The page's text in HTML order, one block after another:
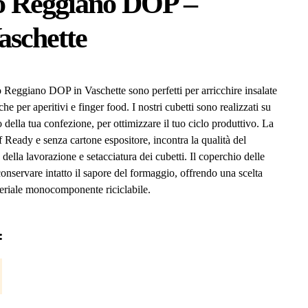
DOP in Vaschette sono perfetti per arricchire insalate
per aperitivi e finger food. I nostri cubetti sono realizzati su
della tua confezione, per ottimizzare il tuo ciclo produttivo. La
e senza cartone espositore, incontra la qualità del
lavorazione e setacciatura dei cubetti. Il coperchio delle
intatto il sapore del formaggio, offrendo una scelta
monocomponente riciclabile.